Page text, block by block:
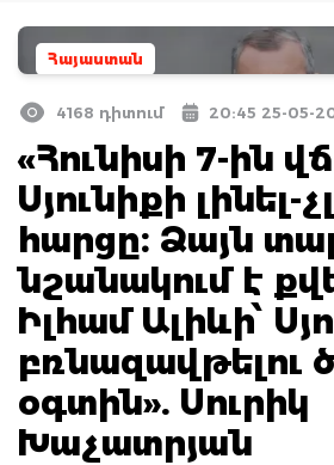
Հայաստան
4168 դիտում 20:45 25-05-
«Հունիսի 7-ին
Սյունիքի լինել-
հարցը։ Ձայն
նշանակում է
Իլհամ Ալիևի՝
բռնազավթելու
օգտին». Սուրիկ
Խաչատրյան